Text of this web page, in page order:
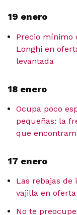
19 enero
Precio mínimo
Longhi en
levantada
18 enero
Ocupa poco
pequeñas: la
que
17 enero
Las rebajas
vajilla en
No te